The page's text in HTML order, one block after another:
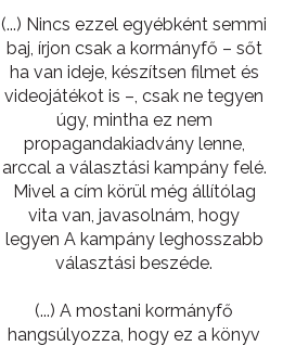
(...) Nincs ezzel egyébként semmi
baj, írjon csak a kormányfő – sőt
ha van ideje, készítsen filmet és
videojátékot is –, csak ne tegyen
úgy, mintha ez nem
propagandakiadvány lenne,
arccal a választási kampány felé.
Mivel a cím körül még állítólag
vita van, javasolnám, hogy
legyen A kampány leghosszabb
választási beszéde.
(...) A mostani kormányfő
hangsúlyozza, hogy ez a könyv